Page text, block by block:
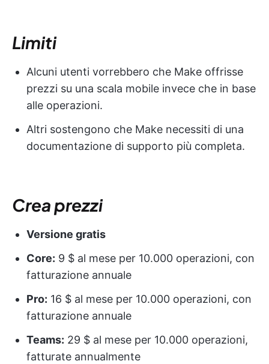
Limiti
Alcuni utenti vorrebbero che Make offrisse
prezzi su una scala mobile invece che in base
alle operazioni.
Altri sostengono che Make necessiti di una
documentazione di supporto più completa.
Creaprezzi
Versione gratis
Core: 9 $ al mese per 10.000 operazioni, con
fatturazione annuale
Pro: 16 $ al mese per 10.000 operazioni, con
fatturazione annuale
Teams: 29 $ al mese per 10.000 operazioni,
fatturate annualmente